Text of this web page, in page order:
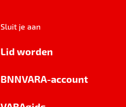
Sluit je aan
Lid worden
BNNVARA-account